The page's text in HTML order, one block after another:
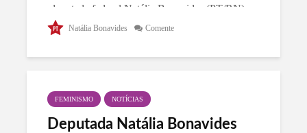
deputada federal Natália Bonavides (PT/RN)...
Natália Bonavides Comente
FEMINISMO NOTÍCIAS
Deputada Natália Bonavides